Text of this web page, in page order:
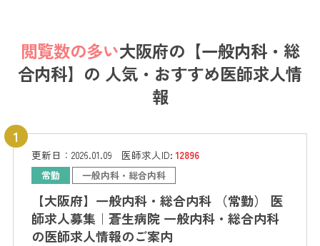
閲覧数の多い大阪府の【一般内科・総
合内科】の 人気・おすすめ医師求人情
報
更新日： 2026.01.09 医師求人ID:12896
常勤 一般内科・総合内科
【大阪府】一般内科・総合内科 （常勤） 医
師求人募集｜蒼生病院 一般内科・総合内科
の医師求人情報のご案内